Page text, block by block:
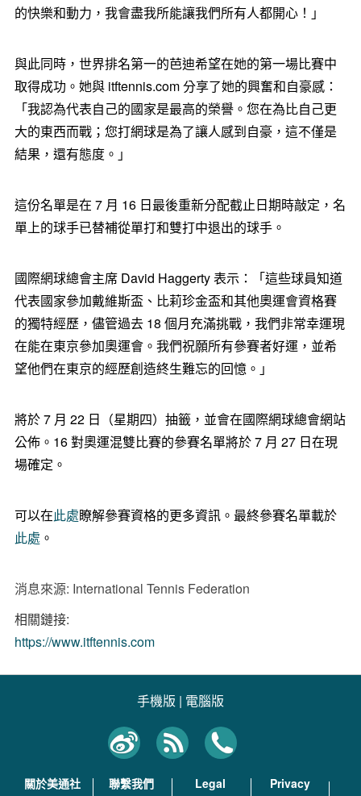
的快樂和動力，我會盡我所能讓我們所有人都開心！」
與此同時，世界排名第一的芭迪希望在她的第一場比賽中
取得成功。她與 itftennis.com 分享了她的興奮和自豪感：
「我認為代表自己的國家是最高的榮譽。您在為比自己更
大的東西而戰；您打網球是為了讓人感到自豪，這不僅是
結果，還有態度。」
這份名單是在 7 月 16 日最後重新分配截止日期時敲定，名
單上的球手已替補從單打和雙打中退出的球手。
國際網球總會主席 David Haggerty 表示：「這些球員知道
代表國家參加戴維斯盃、比莉珍金盃和其他奧運會資格賽
的獨特經歷，儘管過去 18 個月充滿挑戰，我們非常幸運現
在能在東京參加奧運會。我們祝願所有參賽者好運，並希
望他們在東京的經歷創造終生難忘的回憶。」
將於 7 月 22 日（星期四）抽籤，並會在國際網球總會網站
公佈。16 對奧運混雙比賽的參賽名單將於 7 月 27 日在現
場確定。
可以在此處瞭解參賽資格的更多資訊。最終參賽名單載於
此處 。
消息來源: International Tennis Federation
相關鏈接:
https://www.itftennis.com
手機版 | 電腦版
關於美通社 聯繫我們 Legal
Privacy